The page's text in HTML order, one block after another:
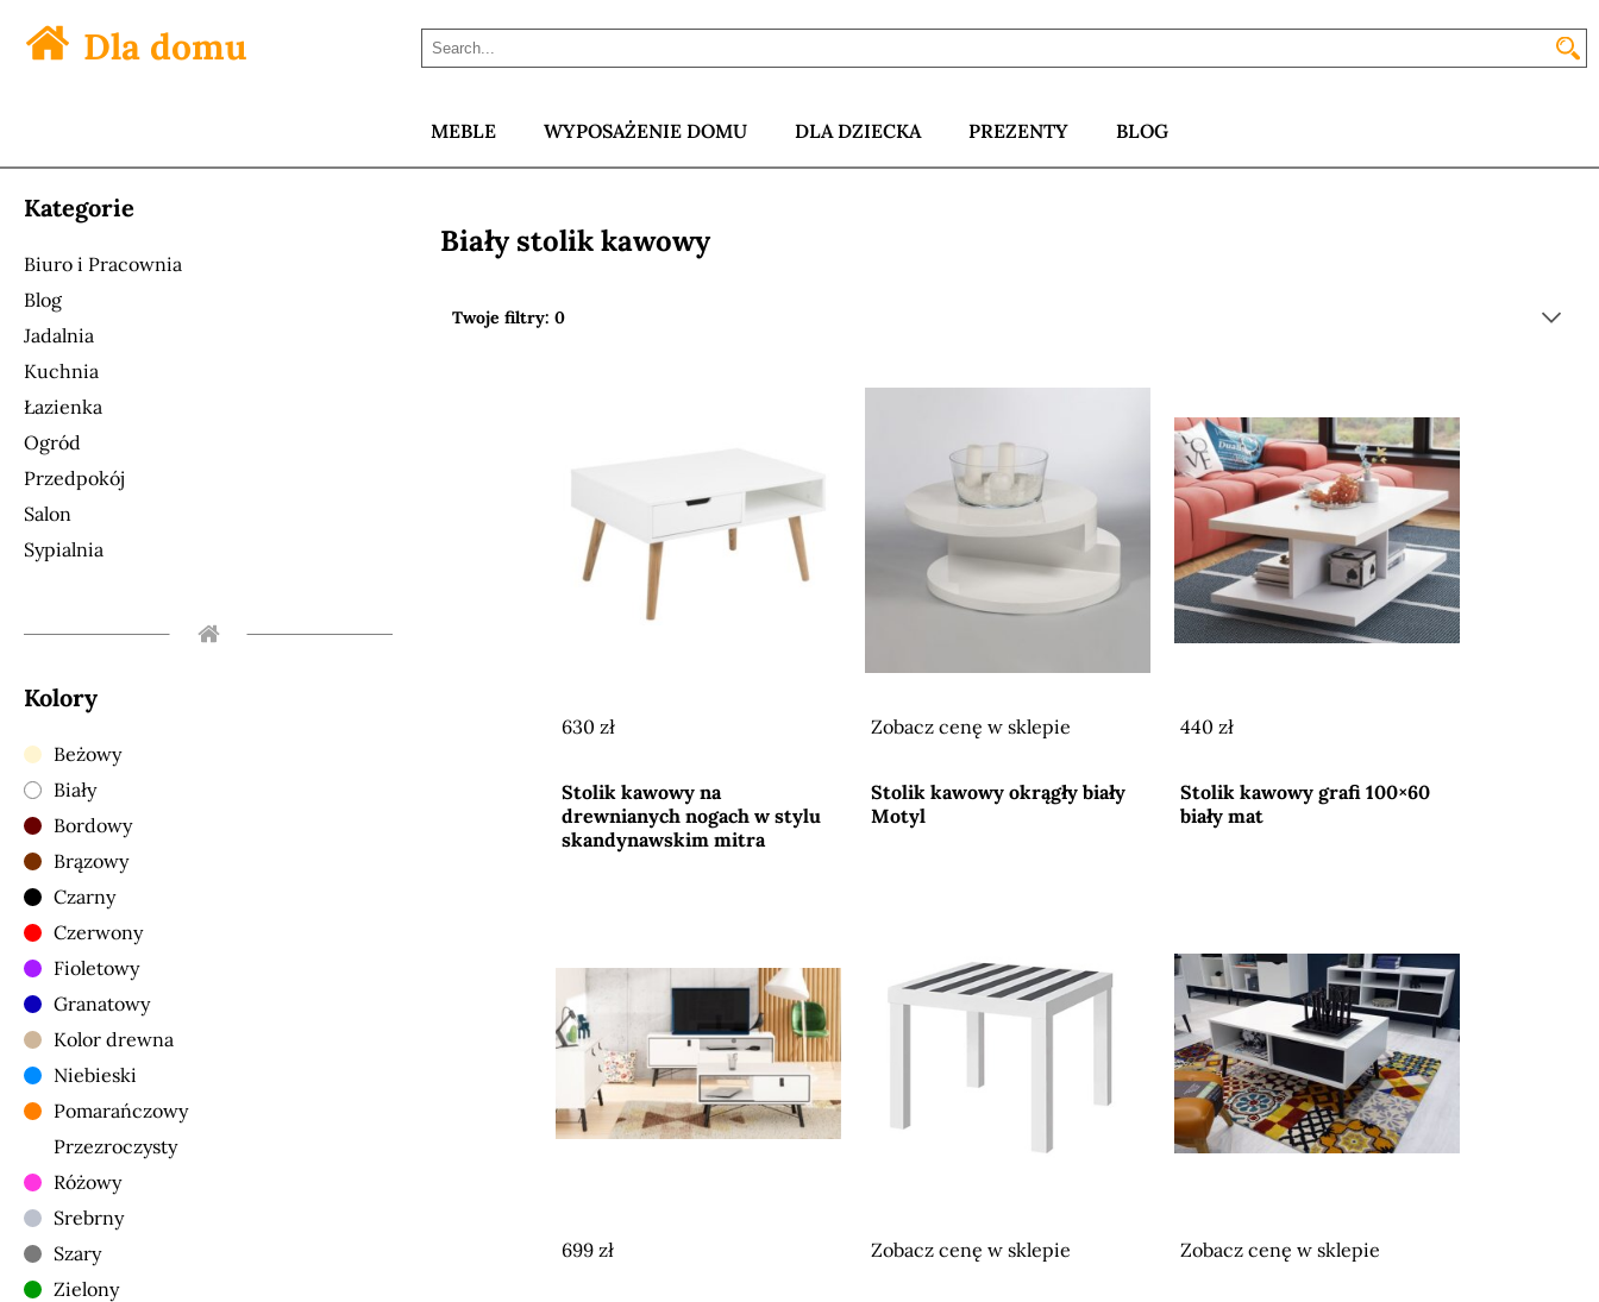
Dla domu
MEBLE WYPOSAŻENIE DOMU DLA DZIECKA PREZENTY BLOG
Kategorie
Biuro i Pracownia
Blog
Jadalnia
Kuchnia
Łazienka
Ogród
Przedpokój
Salon
Sypialnia
Kolory
Beżowy
Biały
Bordowy
Brązowy
Czarny
Czerwony
Fioletowy
Granatowy
Kolor drewna
Niebieski
Pomarańczowy
Przezroczysty
Różowy
Srebrny
Szary
Zielony
Biały stolik kawowy
Twoje filtry: 0
630 zł
Stolik kawowy na
drewnianych nogach w stylu
skandynawskim mitra
Zobacz cenę w sklepie
Stolik kawowy okrągły biały
Motyl
440 zł
Stolik kawowy grafi 100×60
biały mat
699 zł
Zobacz cenę w sklepie
Zobacz cenę w sklepie